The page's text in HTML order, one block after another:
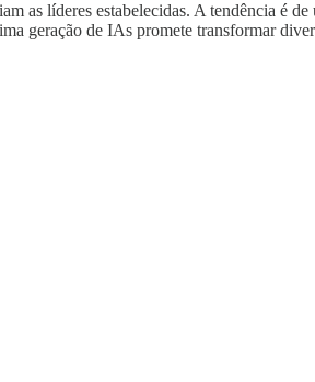
as líderes estabelecidas. A tendência é de
geração de IAs promete transformar